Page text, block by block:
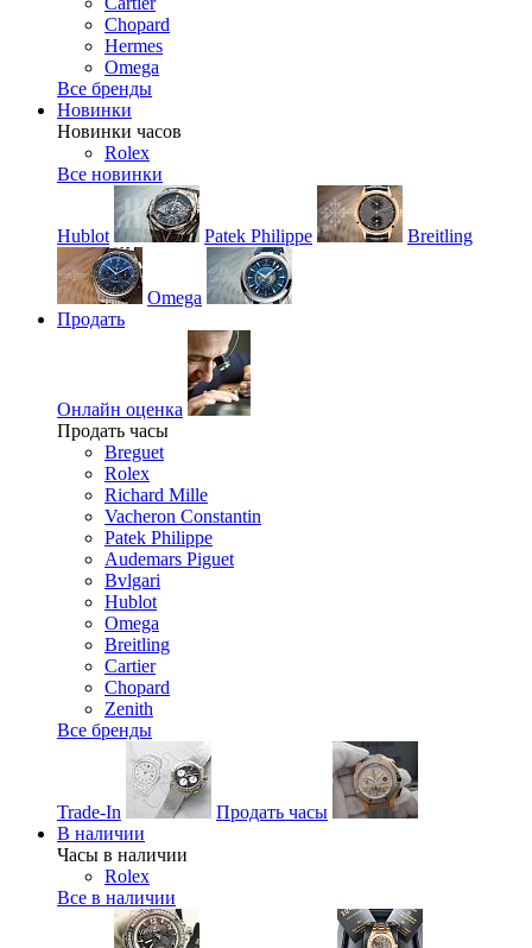
Chopard
Hermes
Omega
Все бренды
Новинки
Новинки часов
Rolex
Все новинки
Hublot Patek Philippe Breitling
Omega
Продать
Онлайн оценка
Продать часы
Breguet
Rolex
Richard Mille
Vacheron Constantin
Patek Philippe
Audemars Piguet
Bvlgari
Hublot
Omega
Breitling
Cartier
Chopard
Zenith
Все бренды
Trade-In
Продать часы
В наличии
Часы в наличии
Rolex
Все в наличии